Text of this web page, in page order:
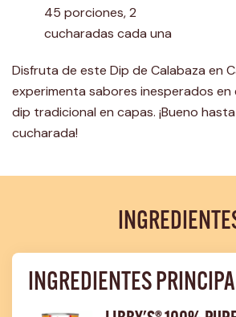
45 porciones, 2
cucharadas cada una
Disfruta de este Dip de Calabaza en
experimenta sabores inesperados en
dip tradicional en capas. ¡Bueno
cucharada!
INGREDIENTES